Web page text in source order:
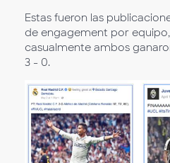
Estas fueron las
de engagement por
casualmente ambos
3 - 0.